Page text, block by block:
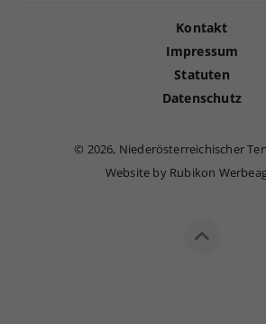
Kontakt
Impressum
Statuten
Datenschutz
© 2026, Niederösterreichischer
Website by Rubikon